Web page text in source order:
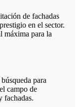
de fachadas
en el sector.
máxima para la
para
campo de
fachadas.